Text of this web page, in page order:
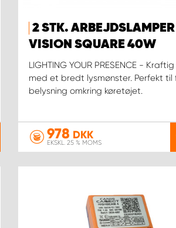
2 STK.
VISION SQUARE 40W
LIGHTING YOUR PRESENCE -
med et bredt lysmønster. Perfekt til
belysning omkring køretøjet.
978 DKK
EKSKL. 25 % MOMS